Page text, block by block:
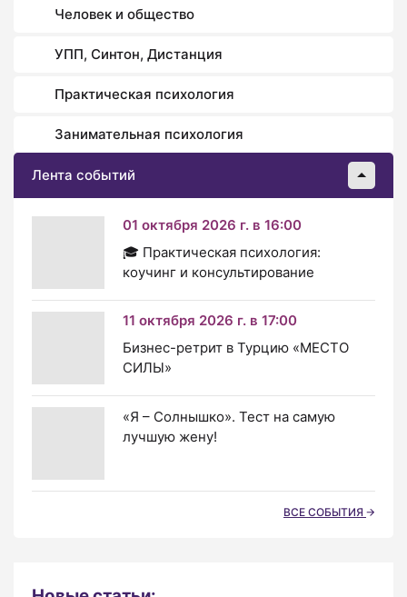
Человек и общество
УПП, Синтон, Дистанция
Практическая психология
Занимательная психология
Лента событий
01 октября 2026 г. в 16:00
🎓 Практическая психология:
коучинг и консультирование
11 октября 2026 г. в 17:00
Бизнес-ретрит в Турцию «МЕСТО
СИЛЫ»
«Я – Солнышко». Тест на самую
лучшую жену!
ВСЕ СОБЫТИЯ